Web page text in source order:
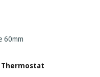
60mm